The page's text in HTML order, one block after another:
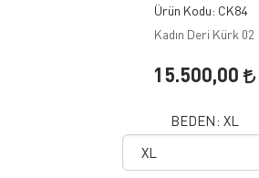
Ürün Kodu: CK84
Kadın Deri Kürk 02
15.500,00
BEDEN: XL